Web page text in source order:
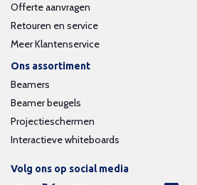
Offerte aanvragen
Retouren en service
Meer Klantenservice
Ons assortiment
Beamers
Beamer beugels
Projectieschermen
Interactieve whiteboards
Volg ons op social media